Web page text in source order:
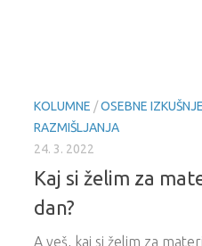
KOLUMNE /OSEBNE IZKUŠNJE
RAZMIŠLJANJA
24. 3. 2022
Kaj si želim za
dan?
A veš, kaj si želim za